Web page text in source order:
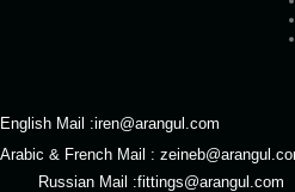
English Mail :iren@arangul.com
Arabic & French Mail :
Russian Mail :fittings@arangul.com